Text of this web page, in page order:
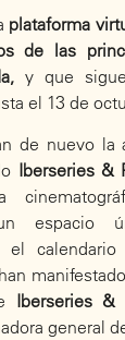
plataforma
de las
y que
el 13 de
de nuevo la
Iberseries &
un espacio
el
manifestado
Iberseries &
general